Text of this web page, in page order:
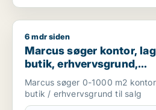
Marcus søger kontor, lager,
6 mdr siden
Marcus søger kontor,
butik, erhvervsgrund,
boligudlejningsejendom,
produktionslokaler eller
Storkøbenhavn
Marcus søger 0-1000 m2
butik / erhvervsgrund til salg